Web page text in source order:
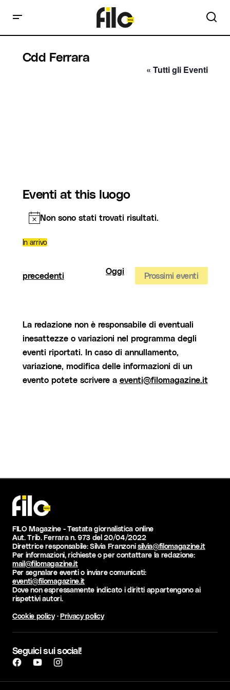
Cdd Ferrara
« Tutti gli Eventi
Eventi at this luogo
Notice
Non sono stati trovati risultati.
In arrivo
Eventi
precedenti Oggi Prossimi eventi
La redazione non è responsabile di eventuali
inesattezze o variazioni nel programma degli
eventi riportati. In caso di annullamento,
variazione, modifica delle informazioni di un
evento potete scrivere a eventi@filomagazine.it
FILO Magazine - Testata giornalistica online
Aut. Trib. Ferrara n. 973 del 20/04/2022
Direttrice responsabile: Silvia Franzonisilvia@filomagazine.it
Per informazioni, richieste o per contattare la redazione:
mail@filomagazine.it
Per segnalare eventi o inviare comunicati:
eventi@filomagazine.it
Dove non espressamente indicato i diritti appartengono ai
rispettivi autori.
Cookie policy·Privacy policy
Seguici sui social!